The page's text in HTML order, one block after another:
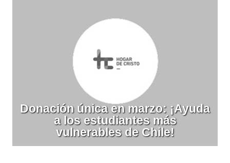
Donación única en marzo: ¡Ayuda
a los estudiantes más
vulnerables de Chile!